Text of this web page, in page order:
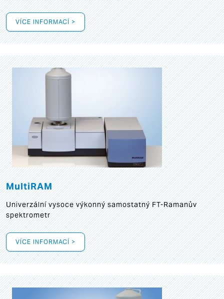
VÍCE INFORMACÍ >
MultiRAM
Univerzální vysoce výkonný samostatný FT-Ramanův
spektrometr
VÍCE INFORMACÍ >